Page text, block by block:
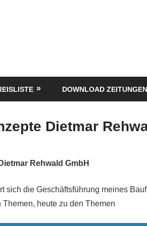
DOWNLOAD ZEITUNGEN
Dietmar
Rehwald GmbH
sich die Geschäftsführung meines
Themen, heute zu den Themen